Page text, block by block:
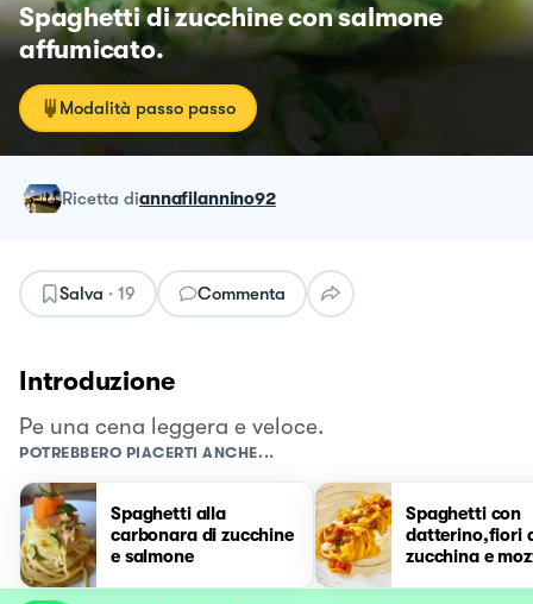
Spaghetti di zucchine con salmone
affumicato.
Modalità passo passo
ricetta diannafilannino92
Salva · 19 Commenta
Introduzione
Pe una cena leggera e veloce.
POTREBBERO PIACERTI ANCHE...
Spaghetti alla
carbonara di zucchine
e salmone
Spaghetti con
datterino,fiori
zucchina e